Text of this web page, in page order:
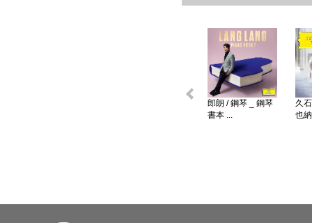
郎朗 / 鋼琴 _ 鋼琴
書本 ...
久
也